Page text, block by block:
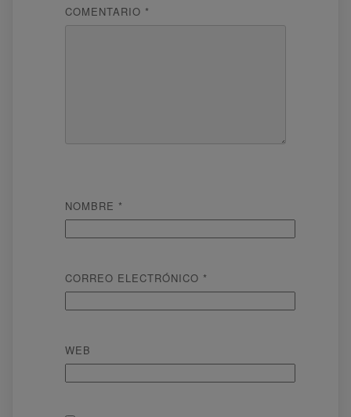
COMENTARIO *
NOMBRE *
CORREO ELECTRÓNICO *
WEB